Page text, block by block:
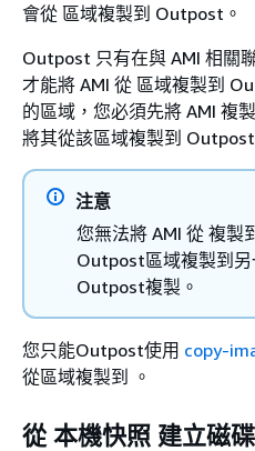
會從 區域複製到 Outpost。
Outpost 只有在與 AMI 相關
才能將 AMI 從 區域複製到
的區域，您必須先將 AMI 複
將其從該區域複製到 Outpost
注意
您無法將 AMI 從 複製
Outpost區域複製到
Outpost複製。
您只能Outpost使用 copy-
從區域複製到 。
從 本機快照 建立磁